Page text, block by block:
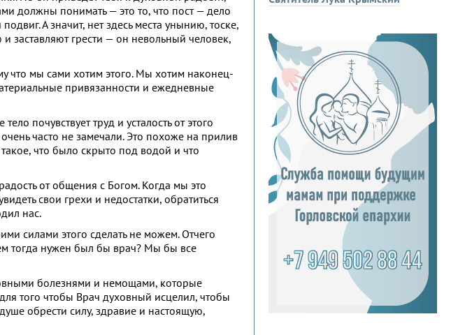
должны понимать — это то, что пост — дело
А значит, нет здесь места унынию, тоске,
заставляют грести — он невольный человек,
что мы сами хотим этого. Мы хотим наконец-
привязанности и ежедневные
почувствует труд и усталость от этого
часто не замечали. Это похоже на прилив
что было скрыто под водой и что
от общения с Богом. Когда мы это
свои грехи и недостатки, обратиться
нас.
силами этого сделать не можем. Отчего
тогда нужен был бы врач? Мы бы все
болезнями и немощами, которые
того чтобы Врач духовный исцелил, чтобы
обрести силу, здравие и настоящую,